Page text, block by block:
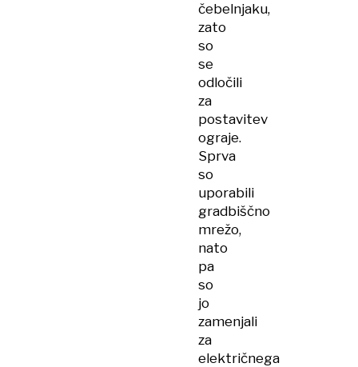
čebelnjaku,
zato
so
se
odločili
za
postavitev
ograje.
Sprva
so
uporabili
gradbiščno
mrežo,
nato
pa
so
jo
zamenjali
za
električnega